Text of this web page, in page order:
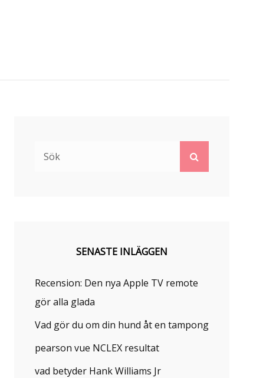
SENASTE INLÄGGEN
Recension: Den nya Apple TV remote
gör alla glada
Vad gör du om din hund åt en tampong
pearson vue NCLEX resultat
vad betyder Hank Williams Jr